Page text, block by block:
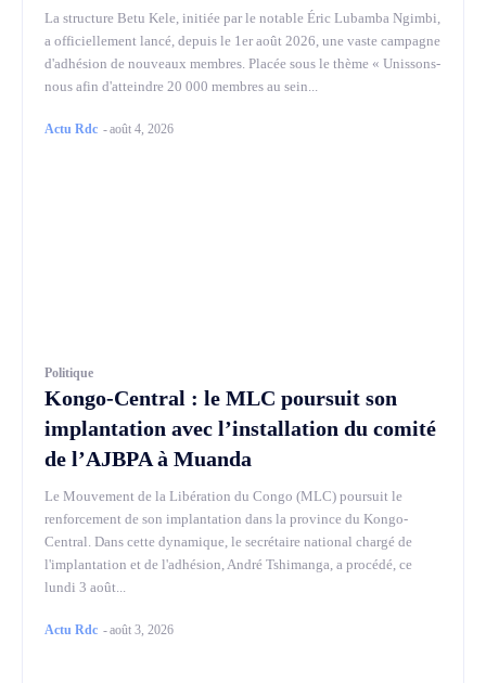
La structure Betu Kele, initiée par le notable Éric Lubamba Ngimbi,
a officiellement lancé, depuis le 1er août 2026, une vaste campagne
d'adhésion de nouveaux membres. Placée sous le thème « Unissons-
nous afin d'atteindre 20 000 membres au sein...
Actu Rdc -août 4, 2026
Politique
Kongo-Central : le MLC poursuit son
implantation avec l’installation du comité
de l’AJBPA à Muanda
Le Mouvement de la Libération du Congo (MLC) poursuit le
renforcement de son implantation dans la province du Kongo-
Central. Dans cette dynamique, le secrétaire national chargé de
l'implantation et de l'adhésion, André Tshimanga, a procédé, ce
lundi 3 août...
Actu Rdc -août 3, 2026